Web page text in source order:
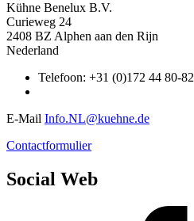
Kühne Benelux B.V.
Curieweg 24
2408 BZ Alphen aan den Rijn
Nederland
Telefoon: +31 (0)172 44 80-82
E-Mail Info.NL@kuehne.de
Contactformulier
Social Web